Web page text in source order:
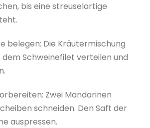
bis eine streuselartige
belegen: Die Kräutermischung
Schweinefilet verteilen und
Zwei Mandarinen
schneiden. Den Saft der
auspressen.